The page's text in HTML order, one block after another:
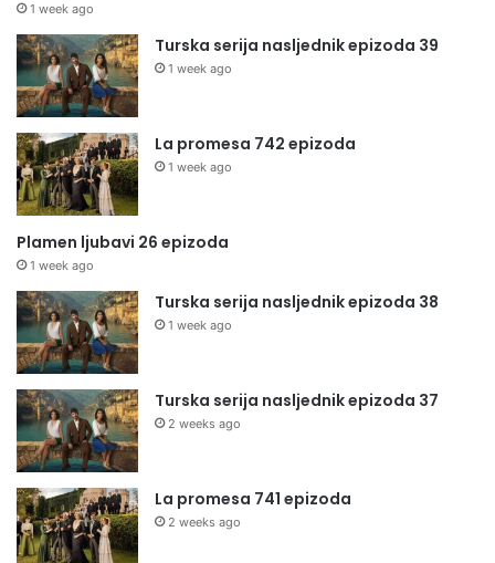
1 week ago
Turska serija nasljednik epizoda 39
1 week ago
La promesa 742 epizoda
1 week ago
Plamen ljubavi 26 epizoda
1 week ago
Turska serija nasljednik epizoda 38
1 week ago
Turska serija nasljednik epizoda 37
2 weeks ago
La promesa 741 epizoda
2 weeks ago